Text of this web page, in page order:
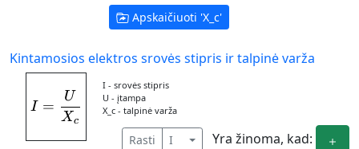
Apskaičiuoti 'X_c'
Kintamosios elektros srovės stipris ir talpinė varža
I = \frac{U}{X_{c}}
I =
Xc
U
I - srovės stipris
U - įtampa
X_c - talpinė varža
Rasti I Yra žinoma, kad: